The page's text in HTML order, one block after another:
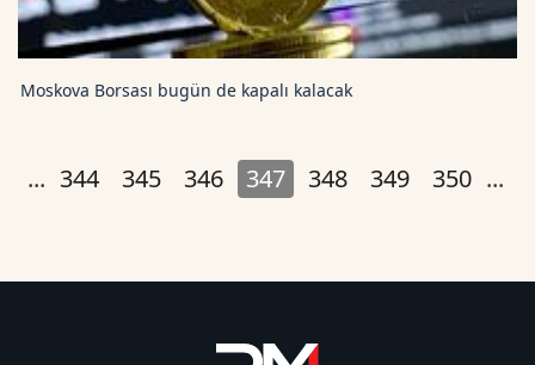
Moskova Borsası bugün de kapalı kalacak
... 344 345 346 347 348 349 350 ...